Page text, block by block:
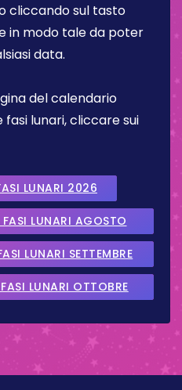
cliccando sul tasto
in modo tale da poter
data.
del calendario
lunari, cliccare sui
LUNARI 2026
FASI LUNARI AGOSTO
LUNARI SETTEMBRE
LUNARI OTTOBRE